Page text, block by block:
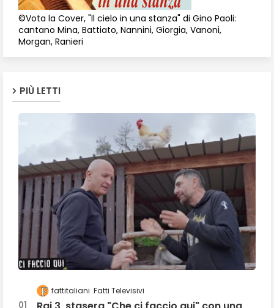
©Vota la Cover, "Il cielo in una stanza" di Gino Paoli:
cantano Mina, Battiato, Nannini, Giorgia, Vanoni,
Morgan, Ranieri
PIÙ LETTI
fattitaliani Fatti Televisivi